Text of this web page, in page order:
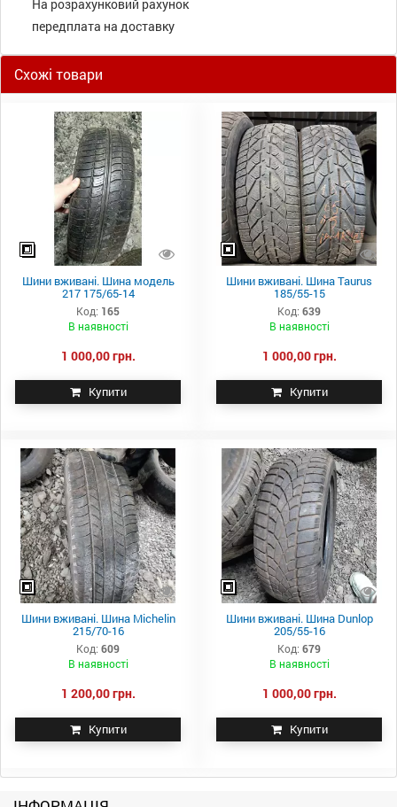
На розрахунковий рахунок
передплата на доставку
Схожі товари
Шини вживані. Шина модель
217 175/65-14
Код: 165
В наявності
1 000,00 грн.
Купити
Шини вживані. Шина Taurus
185/55-15
Код: 639
В наявності
1 000,00 грн.
Купити
Шини вживані. Шина Michelin
215/70-16
Код: 609
В наявності
1 200,00 грн.
Купити
Шини вживані. Шина Dunlop
205/55-16
Код: 679
В наявності
1 000,00 грн.
Купити